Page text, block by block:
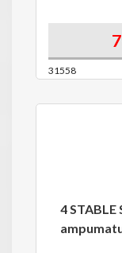
31558
4 STABLE